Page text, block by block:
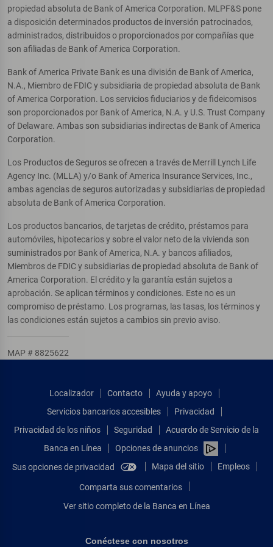
propiedad absoluta de Bank of America Corporation. MLPF&S pone
a disposición determinados productos de inversión patrocinados,
administrados, distribuidos o proporcionados por compañías que
son afiliadas de Bank of America Corporation.
Bank of America Private Bank es una división de Bank of America,
N.A., Miembro de FDIC y subsidiaria de propiedad absoluta de Bank
of America Corporation. Los servicios fiduciarios y de fideicomisos
son proporcionados por Bank of America, N.A. y U.S. Trust Company
of Delaware. Ambas son subsidiarias indirectas de Bank of America
Corporation.
Los Productos de Seguros se ofrecen a través de Merrill Lynch Life
Agency Inc. (MLLA) y/o Bank of America Insurance Services, Inc.,
ambas agencias de seguros autorizadas y subsidiarias de propiedad
absoluta de Bank of America Corporation.
Los productos bancarios, de tarjetas de crédito, préstamos para
automóviles, hipotecarios y sobre el valor neto de la vivienda son
suministrados por Bank of America, N.A. y bancos afiliados,
Miembros de FDIC y subsidiarias de propiedad absoluta de Bank of
America Corporation. El crédito y la garantía están sujetos a
aprobación. Se aplican términos y condiciones. Este no es un
compromiso de préstamo. Los programas, las tasas, los términos y
las condiciones están sujetos a cambios sin previo aviso.
MAP # 8825622
Localizador Contacto
Ayuda y apoyo
Servicios bancarios accesibles
Privacidad
Privacidad de los niños
Seguridad
Acuerdo de Servicio de la
Banca en Línea
Opciones de anuncios
Sus opciones de privacidad
Mapa del sitio Empleos
Comparta sus comentarios
Ver sitio completo de la Banca en Línea
Conéctese con nosotros